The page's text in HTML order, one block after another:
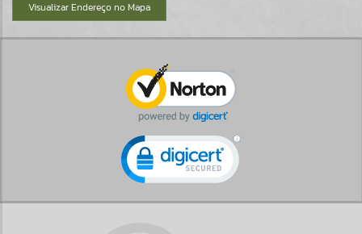
Visualizar Endereço no Mapa